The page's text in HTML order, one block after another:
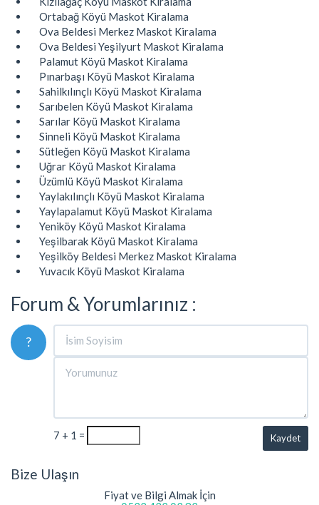
Ortabağ Köyü Maskot Kiralama
Ova Beldesi Merkez Maskot Kiralama
Ova Beldesi Yeşilyurt Maskot Kiralama
Palamut Köyü Maskot Kiralama
Pınarbaşı Köyü Maskot Kiralama
Sahilkılınçlı Köyü Maskot Kiralama
Sarıbelen Köyü Maskot Kiralama
Sarılar Köyü Maskot Kiralama
Sinneli Köyü Maskot Kiralama
Sütleğen Köyü Maskot Kiralama
Uğrar Köyü Maskot Kiralama
Üzümlü Köyü Maskot Kiralama
Yaylakılınçlı Köyü Maskot Kiralama
Yaylapalamut Köyü Maskot Kiralama
Yeniköy Köyü Maskot Kiralama
Yeşilbarak Köyü Maskot Kiralama
Yeşilköy Beldesi Merkez Maskot Kiralama
Yuvacık Köyü Maskot Kiralama
Forum & Yorumlarınız :
?
7 + 1 = Kaydet
Bize Ulaşın
Fiyat ve Bilgi Almak İçin